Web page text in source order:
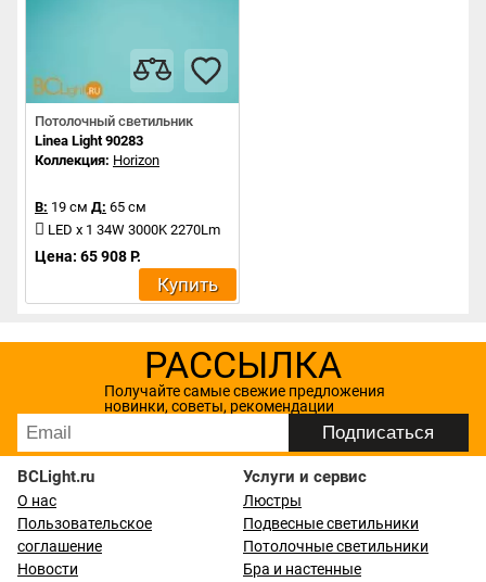
Потолочный светильник
Linea Light 90283
Коллекция: Horizon
В: 19 см Д: 65 см
LED x 1 34W 3000K 2270Lm
Цена: 65 908 Р.
Купить
РАССЫЛКА
Получайте самые свежие предложения
новинки, советы, рекомендации
BCLight.ru
О нас
Пользовательское
соглашение
Новости
Услуги и сервис
Люстры
Подвесные светильники
Потолочные светильники
Бра и настенные